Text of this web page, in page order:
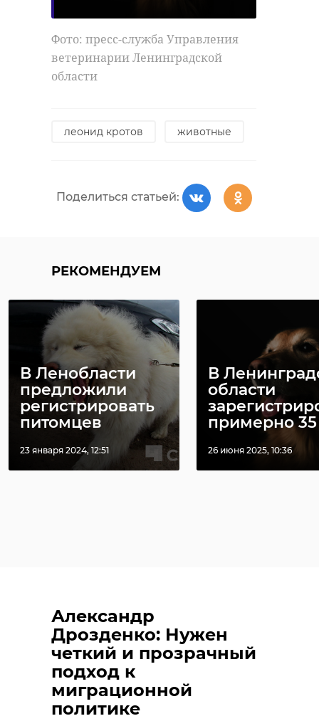
Фото: пресс-служба Управления
ветеринарии Ленинградской
области
леонид кротов животные
Поделиться статьей:
РЕКОМЕНДУЕМ
В Ленобласти
предложили
регистрировать
питомцев
23 января 2024, 12:51
В
области
примерно 35
26 июня 2025, 10:36
Александр
Дрозденко: Нужен
четкий и прозрачный
подход к
миграционной
политике